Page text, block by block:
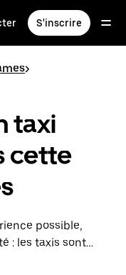
S'inscrire
>
taxi
cette
possible,
: les taxis sont
Uber Taxi :